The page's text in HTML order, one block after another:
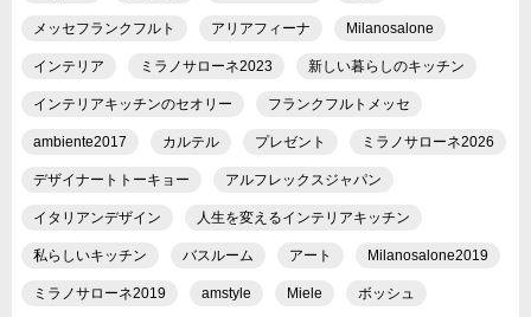
メッセフランクフルト アリアフィーナ Milanosalone
インテリア ミラノサローネ2023 新しい暮らしのキッチン
インテリアキッチンのセオリー フランクフルトメッセ
ambiente2017 カルテル プレゼント ミラノサローネ2026
デザイナートトーキョー アルフレックスジャパン
イタリアンデザイン 人生を変えるインテリアキッチン
私らしいキッチン バスルーム アート Milanosalone2019
ミラノサローネ2019 amstyle Miele ボッシュ